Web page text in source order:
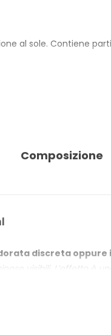
al sole. Contiene
esposizione solare.
Composizione
discreta
visibili. L’effetto è
in fretta senza